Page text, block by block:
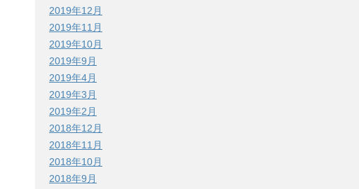
2019年12月
2019年11月
2019年10月
2019年9月
2019年4月
2019年3月
2019年2月
2018年12月
2018年11月
2018年10月
2018年9月